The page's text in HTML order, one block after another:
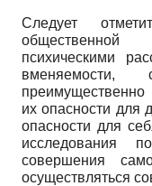
Следует
психическими
вменяемости,
преимущественно
их опасности для
опасности для
исследования
совершения
осуществляться